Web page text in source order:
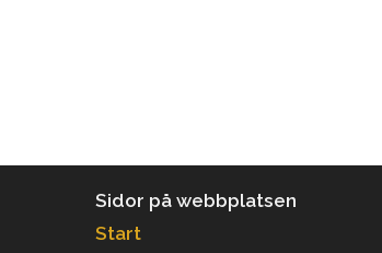
Sidor på webbplatsen
Start